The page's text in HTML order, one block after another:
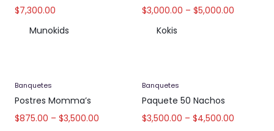
$7,300.00
Munokids
$3,000.00 – $5,000.00
Kokis
Banquetes
Postres Momma’s
$875.00 – $3,500.00
Banquetes
Paquete 50 Nachos
$3,500.00 – $4,500.00